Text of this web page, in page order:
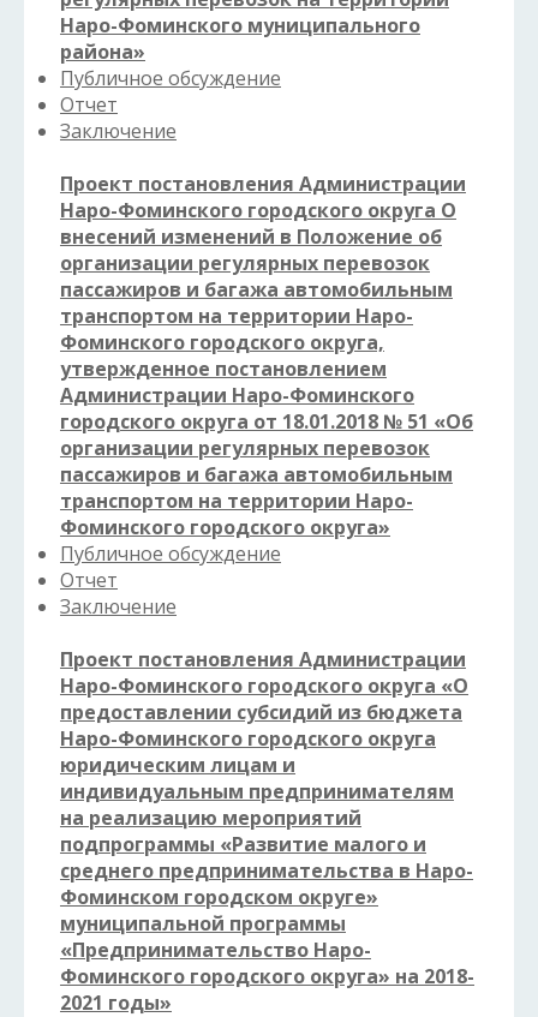
Наро-Фоминского муниципального
района»
Публичное обсуждение
Отчет
Заключение
Проект постановления Администрации
Наро-Фоминского городского округа О
внесений изменений в Положение об
организации регулярных перевозок
пассажиров и багажа автомобильным
транспортом на территории Наро-
Фоминского городского округа,
утвержденное постановлением
Администрации Наро-Фоминского
городского округа от 18.01.2018 № 51 «Об
организации регулярных перевозок
пассажиров и багажа автомобильным
транспортом на территории Наро-
Фоминского городского округа»
Публичное обсуждение
Отчет
Заключение
Проект постановления Администрации
Наро-Фоминского городского округа «О
предоставлении субсидий из бюджета
Наро-Фоминского городского округа
юридическим лицам и
индивидуальным предпринимателям
на реализацию мероприятий
подпрограммы «Развитие малого и
среднего предпринимательства в Наро-
Фоминском городском округе»
муниципальной программы
«Предпринимательство Наро-
Фоминского городского округа» на 2018-
2021 годы»